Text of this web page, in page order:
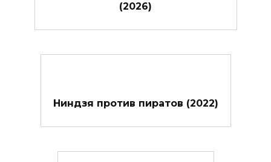
(2026)
Ниндзя против пиратов (2022)